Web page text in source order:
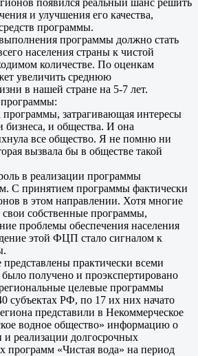
и улучшения его качества,
программы.
программы должно стать
населения страны к чистой
количестве. По оценкам
увеличить среднюю
в нашей стране на 5-7 лет.
затрагивающая интересы
бизнеса, и общества. И она
все общество. Я не помню ни
вызвала бы в обществе такой
в реализации программы
С принятием программы фактически
в этом направлении. Хотя многие
собственные программы,
проблемы обеспечения населения
этой ФЦП стало сигналом к
практически всеми
получено и проэкспертировано
целевые программы
субъектах РФ, по 17 их них начато
представили в Некоммерческое
водное общество» информацию о
и реализации долгосрочных
программ «Чистая вода» на период